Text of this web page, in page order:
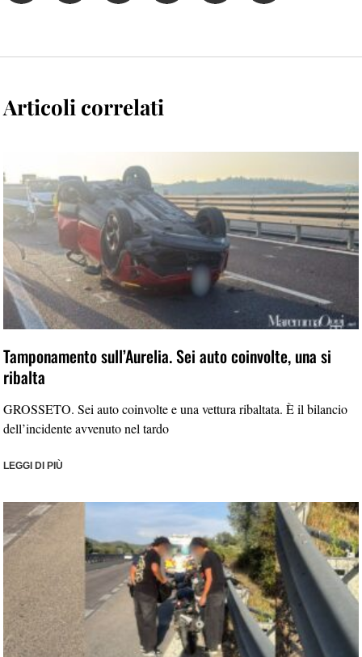
Articoli correlati
Tamponamento sull’Aurelia. Sei auto coinvolte, una si
ribalta
GROSSETO. Sei auto coinvolte e una vettura ribaltata. È il bilancio
dell’incidente avvenuto nel tardo
LEGGI DI PIÙ